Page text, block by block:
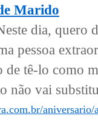
Marido
dia, quero
pessoa
tê-lo como
não vai